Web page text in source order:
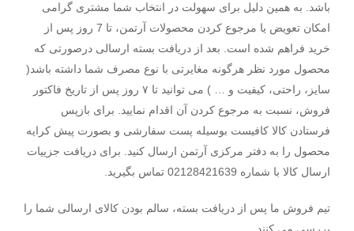
باشد. به همین دلیل برای سهولت در انتخاب شما مشتری گرامی
امکان تعویض یا مرجوع کردن محصولات آرتمن، تا 7 روز پس از
خرید فراهم شده است. بعد از دریافت بسته ارسالی درصورتی که
محصول مورد نظر هرگونه مغایرتی با نوع مصرف شما داشته باشد(
سایز، راحتی، کیفیت و … ) می توانید تا ۷ روز پس از تاریخ فاکتور
فروش، نسبت به مرجوع کردن آن اقدام نمایید. برای بازپس
فرستادن کالا کافیست بوسیله پست سفارشی و بصورت پیش کرایه
محصول را به دفتر مرکزی آرتمن ارسال کنید. برای دریافت جزییات
ارسال کالا با شماره 02128421639 تماس بگیرید.
تیم فروش ما پس از دریافت بسته، سالم بودن کالای ارسالی شما را